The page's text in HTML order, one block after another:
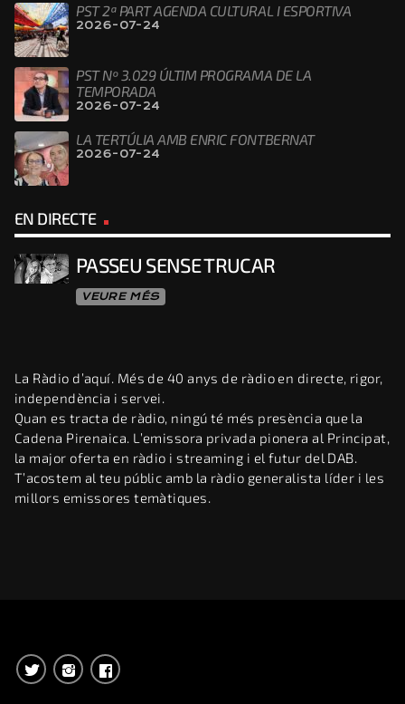
PST 2ª PART AGENDA CULTURAL I ESPORTIVA
2026-07-24
PST Nº 3.029 ÚLTIM PROGRAMA DE LA
TEMPORADA
2026-07-24
LA TERTÚLIA AMB ENRIC FONTBERNAT
2026-07-24
EN DIRECTE
PASSEU SENSE TRUCAR
VEURE MÉS
La Ràdio d’aquí. Més de 40 anys de ràdio en directe, rigor,
independència i servei.
Quan es tracta de ràdio, ningú té més presència que la
Cadena Pirenaica. L’emissora privada pionera al Principat,
la major oferta en ràdio i streaming i el futur del DAB.
T’acostem al teu públic amb la ràdio generalista líder i les
millors emissores temàtiques.